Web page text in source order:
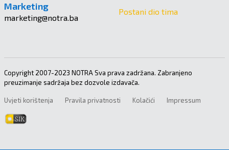
Marketing
marketing@notra.ba
Postani dio tima
Copyright 2007-2023 NOTRA Sva prava zadržana. Zabranjeno
preuzimanje sadržaja bez dozvole izdavača.
Uvjeti korištenja Pravila privatnosti Kolačići Impressum